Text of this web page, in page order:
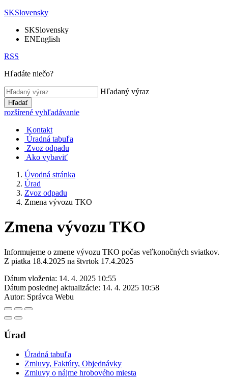
SKSlovensky
SKSlovensky
ENEnglish
RSS
Hľadáte niečo?
Hľadaný výraz
Hľadať
rozšírené vyhľadávanie
Kontakt
Úradná tabuľa
Zvoz odpadu
Ako vybaviť
Úvodná stránka
Úrad
Zvoz odpadu
Zmena vývozu TKO
Zmena vývozu TKO
Informujeme o zmene vývozu TKO počas veľkonočných sviatkov.
Z piatka 18.4.2025 na štvrtok 17.4.2025
Dátum vloženia: 14. 4. 2025 10:55
Dátum poslednej aktualizácie: 14. 4. 2025 10:58
Autor: Správca Webu
Úrad
Úradná tabuľa
Zmluvy, Faktúry, Objednávky
Zmluvy o nájme hrobového miesta